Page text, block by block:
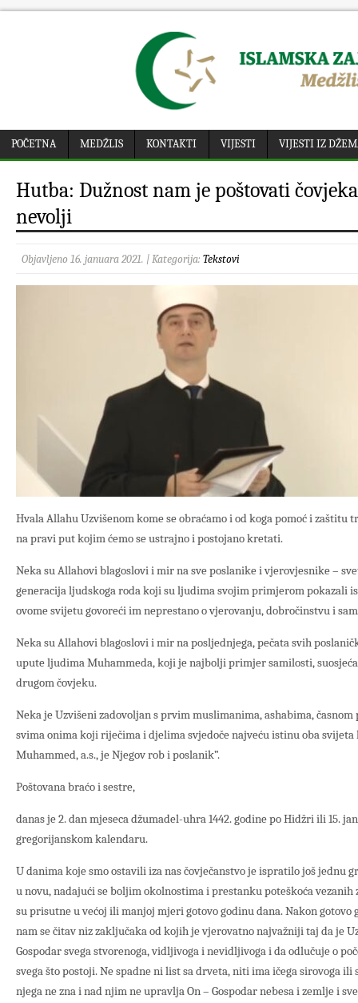
POČETNA MEDŽLIS KONTAKTI VIJESTI VIJESTI IZ
Hutba: Dužnost nam je poštovati
nevolji
Objavljeno 16. januara 2021. | Kategorija: Tekstovi
Hvala Allahu Uzvišenom kome se obraćamo i od koga pomoć i zaštitu
na pravi put kojim ćemo se ustrajno i postojano kretati.
Neka su Allahovi blagoslovi i mir na sve poslanike i vjerovjesnike –
generacija ljudskoga roda koji su ljudima svojim primjerom pokazali
ovome svijetu govoreći im neprestano o vjerovanju, dobročinstvu i
Neka su Allahovi blagoslovi i mir na posljednjega, pečata svih
upute ljudima Muhammeda, koji je najbolji primjer samilosti,
drugom čovjeku.
Neka je Uzvišeni zadovoljan s prvim muslimanima, ashabima,
svima onima koji riječima i djelima svjedoče najveću istinu oba svijeta
Muhammed, a.s., je Njegov rob i poslanik”.
Poštovana braćo i sestre,
danas je 2. dan mjeseca džumadel-uhra 1442. godine po Hidžri ili 15.
gregorijanskom kalendaru.
U danima koje smo ostavili iza nas čovječanstvo je ispratilo još jednu
u novu, nadajući se boljim okolnostima i prestanku poteškoća
su prisutne u većoj ili manjoj mjeri gotovo godinu dana. Nakon gotovo
nam se čitav niz zaključaka od kojih je vjerovatno najvažniji taj da je
Gospodar svega stvorenoga, vidljivoga i nevidljivoga i da odlučuje o
svega što postoji. Ne spadne ni list sa drveta, niti ima ičega sirovoga ili
njega ne zna i nad njim ne upravlja On – Gospodar nebesa i zemlje i